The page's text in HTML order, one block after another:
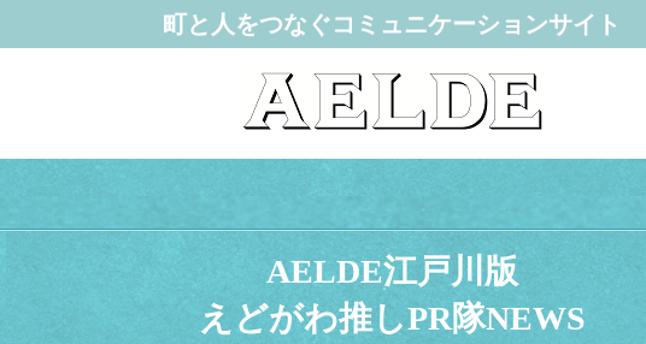
町と人をつなぐコミュニケーションサイト
AELDE江戸川版
えどがわ推しPR隊NEWS